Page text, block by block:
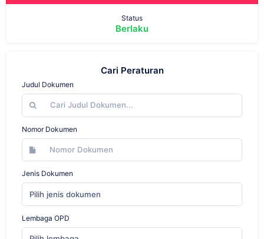
Status
Berlaku
Cari Peraturan
Judul Dokumen
Nomor Dokumen
Jenis Dokumen
Pilih jenis dokumen
Lembaga OPD